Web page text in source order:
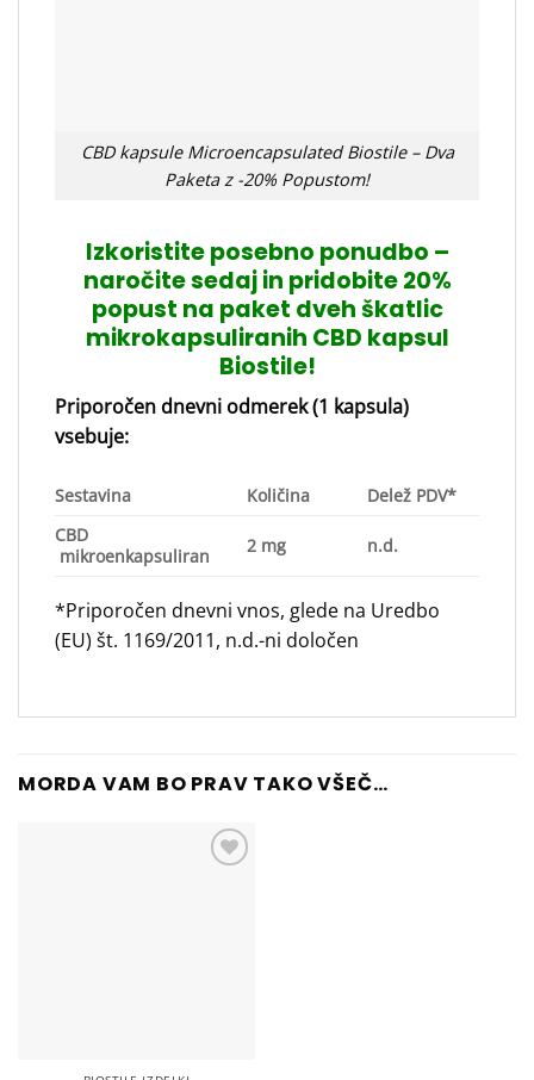
CBD kapsule Microencapsulated Biostile – Dva
Paketa z -20% Popustom!
Izkoristite posebno ponudbo –
naročite sedaj in pridobite 20%
popust na paket dveh škatlic
mikrokapsuliranih CBD kapsul
Biostile!
Priporočen dnevni odmerek (1 kapsula)
vsebuje:
Sestavina Količina
Delež PDV*
CBD
mikroenkapsuliran
2 mg n.d.
*Priporočen dnevni vnos, glede na Uredbo
(EU) št. 1169/2011, n.d.-ni določen
MORDA VAM BO PRAV TAKO VŠEČ…